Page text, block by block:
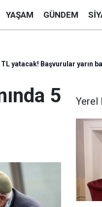
YAŞAM GÜNDEM
yatacak! Başvurular yarın
5
Yerel